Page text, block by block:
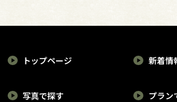
トップページ
写真で探す
新着情
プラン